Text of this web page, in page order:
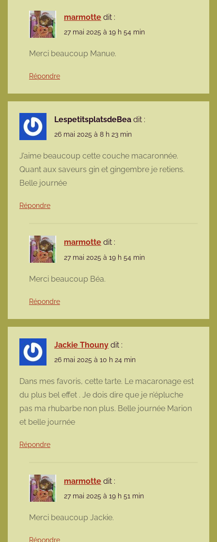
marmotte dit :
27 mai 2025 à 19 h 54 min
Merci beaucoup Manue.
Répondre
LespetitsplatsdeBea dit :
26 mai 2025 à 8 h 23 min
J’aime beaucoup cette couche macaronnée.
Quant aux saveurs gin et gingembre je retiens.
Belle journée
Répondre
marmotte dit :
27 mai 2025 à 19 h 54 min
Merci beaucoup Béa.
Répondre
Jackie Thouny dit :
26 mai 2025 à 10 h 24 min
Dans mes favoris, cette tarte. Le macaronage est
du plus bel effet . Je dois dire que je n’épluche
pas ma rhubarbe non plus. Belle journée Marion
et belle journée
Répondre
marmotte dit :
27 mai 2025 à 19 h 51 min
Merci beaucoup Jackie.
Répondre